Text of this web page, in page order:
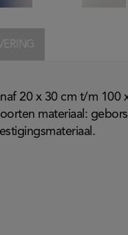
20 x 30 cm t/m 100
materiaal: